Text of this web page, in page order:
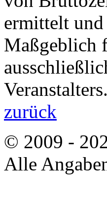
ermittelt
Maßgeblich
Veranstalters.
zurück
© 2009 -
Alle